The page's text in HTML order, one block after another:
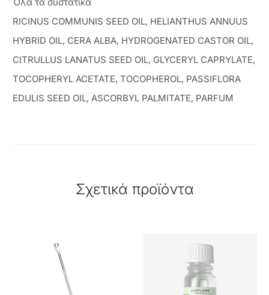
RICINUS COMMUNIS SEED OIL, HELIANTHUS ANNUUS
HYBRID OIL, CERA ALBA, HYDROGENATED CASTOR OIL,
CITRULLUS LANATUS SEED OIL, GLYCERYL CAPRYLATE,
TOCOPHERYL ACETATE, TOCOPHEROL, PASSIFLORA
EDULIS SEED OIL, ASCORBYL PALMITATE, PARFUM
Σχετικά προϊόντα